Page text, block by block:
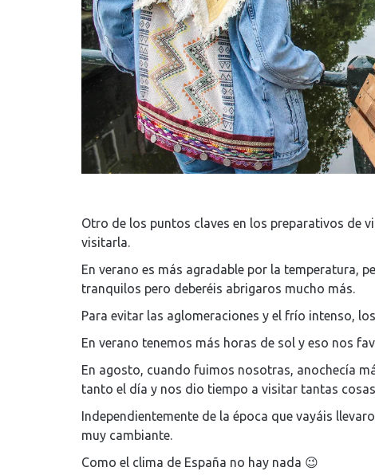
Otro de los puntos claves en los preparativos de
visitarla.
En verano es más agradable por la temperatura,
tranquilos pero deberéis abrigaros mucho más.
Para evitar las aglomeraciones y el frío intenso,
En verano tenemos más horas de sol y eso nos
En agosto, cuando fuimos nosotras, anochecía
tanto el día y nos dio tiempo a visitar tantas
Independientemente de la época que vayáis
muy cambiante.
Como el clima de España no hay nada 😉